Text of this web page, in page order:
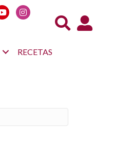
Acceso
RECETAS